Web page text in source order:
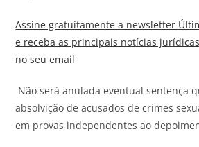
Assine gratuitamente a newsletter
e receba as principais notícias
no seu email
Não será anulada eventual sentença
absolvição de acusados de crimes
em provas independentes ao